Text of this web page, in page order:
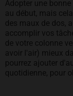
Adopter une
au début, mais
des maux de dos,
accomplir vos
de votre colonne
avoir l'air) mieux
pourrez ajouter
quotidienne, pour